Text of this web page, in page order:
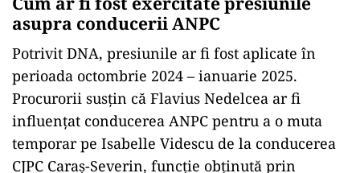
asupra conducerii ANPC
Potrivit DNA, presiunile ar fi fost aplicate în
perioada octombrie 2024 – ianuarie 2025.
Procurorii susțin că Flavius Nedelcea ar fi
influențat conducerea ANPC pentru a o muta
temporar pe Isabelle Videscu de la conducerea
CJPC Caraș-Severin, funcție obținută prin